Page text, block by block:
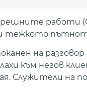
работи
тежкото
на
към негов
Служители на